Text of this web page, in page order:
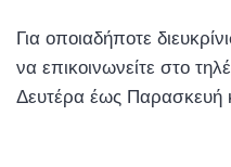
Για οποιαδήποτε
να επικοινωνείτε στο
Δευτέρα έως Παρασκευή